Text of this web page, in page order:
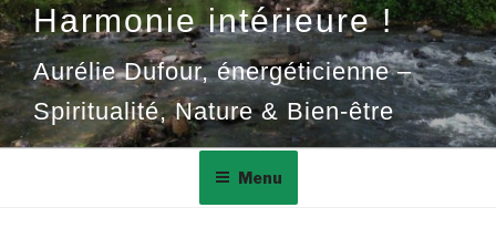
Harmonie intérieure !
Aurélie Dufour, énergéticienne –
Spiritualité, Nature & Bien-être
Menu